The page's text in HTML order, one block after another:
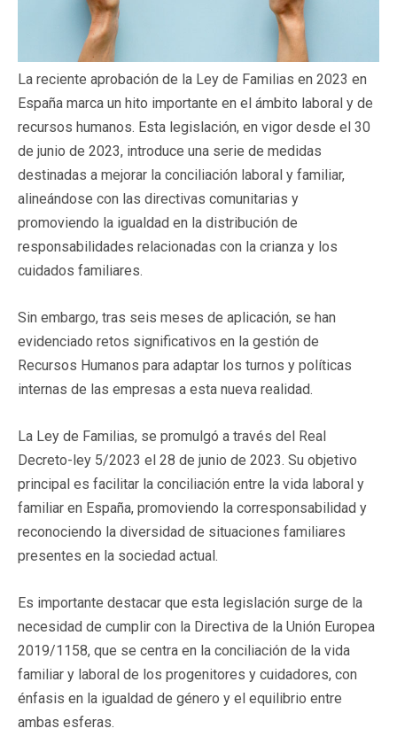
La reciente aprobación de la Ley de Familias en 2023 en
España marca un hito importante en el ámbito laboral y de
recursos humanos. Esta legislación, en vigor desde el 30
de junio de 2023, introduce una serie de medidas
destinadas a mejorar la conciliación laboral y familiar,
alineándose con las directivas comunitarias y
promoviendo la igualdad en la distribución de
responsabilidades relacionadas con la crianza y los
cuidados familiares.
Sin embargo, tras seis meses de aplicación, se han
evidenciado retos significativos en la gestión de
Recursos Humanos para adaptar los turnos y políticas
internas de las empresas a esta nueva realidad.
La Ley de Familias, se promulgó a través del Real
Decreto-ley 5/2023 el 28 de junio de 2023. Su objetivo
principal es facilitar la conciliación entre la vida laboral y
familiar en España, promoviendo la corresponsabilidad y
reconociendo la diversidad de situaciones familiares
presentes en la sociedad actual.
Es importante destacar que esta legislación surge de la
necesidad de cumplir con la Directiva de la Unión Europea
2019/1158, que se centra en la conciliación de la vida
familiar y laboral de los progenitores y cuidadores, con
énfasis en la igualdad de género y el equilibrio entre
ambas esferas.